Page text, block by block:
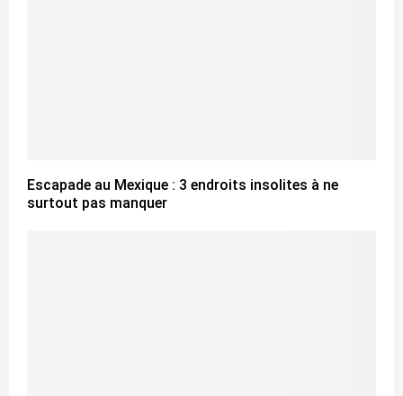
Escapade au Mexique : 3 endroits insolites à ne
surtout pas manquer